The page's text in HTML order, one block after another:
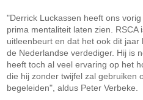
"Derrick Luckassen heeft ons
prima mentaliteit laten zien. RSCA
uitleenbeurt en dat het ook dit
de Nederlandse verdediger. Hij is
heeft toch al veel ervaring op het
die hij zonder twijfel zal gebruiken
begeleiden", aldus Peter Verbeke.